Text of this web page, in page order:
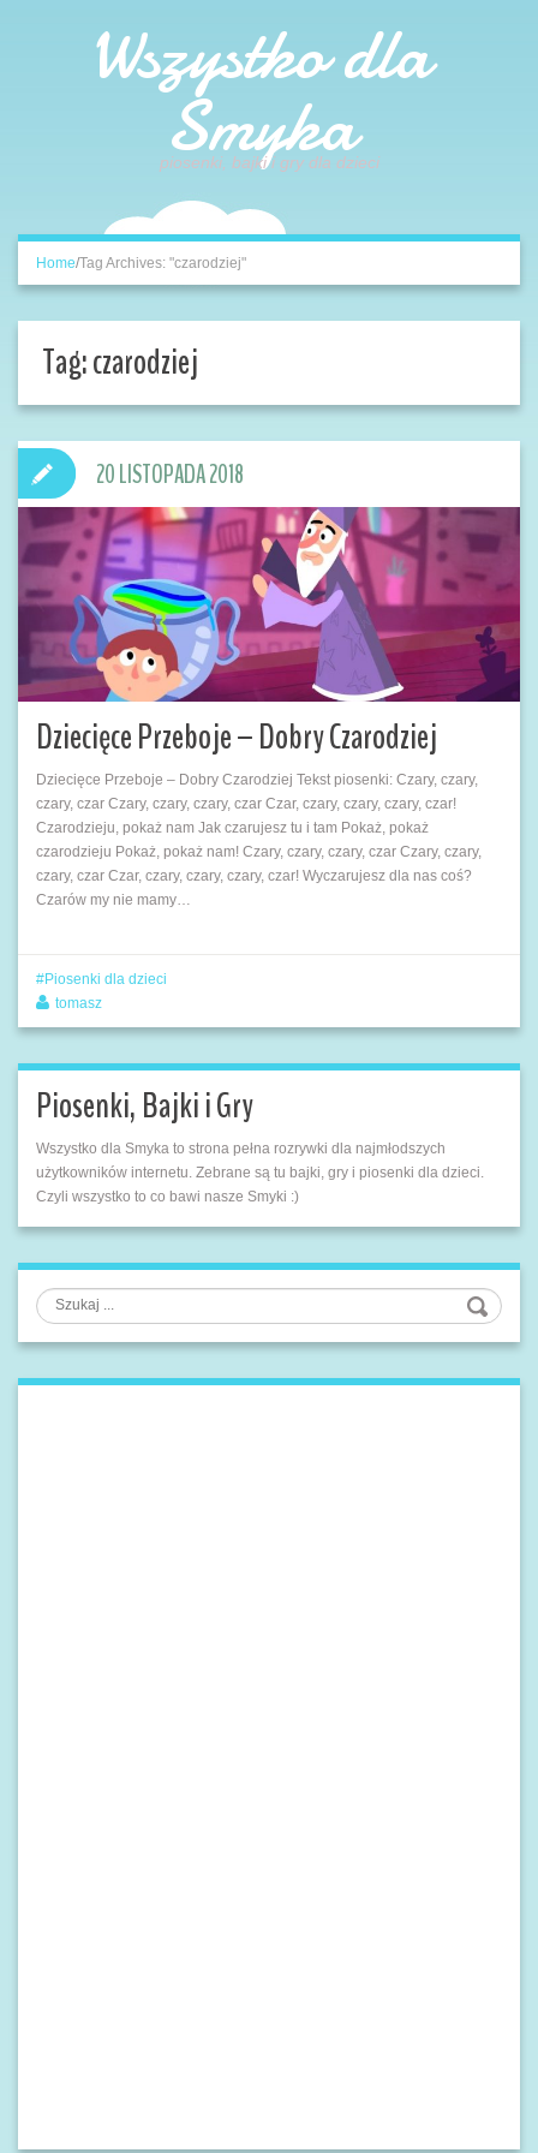
Wszystko dla
Smyka
piosenki, bajki i gry dla dzieci
Home/Tag Archives: "czarodziej"
Tag:czarodziej
Dziecięce Przeboje – Dobry Czarodziej
Dziecięce Przeboje – Dobry Czarodziej Tekst piosenki: Czary, czary,
czary, czar Czary, czary, czary, czar Czar, czary, czary, czary, czar!
Czarodzieju, pokaż nam Jak czarujesz tu i tam Pokaż, pokaż
czarodzieju Pokaż, pokaż nam! Czary, czary, czary, czar Czary, czary,
czary, czar Czar, czary, czary, czary, czar! Wyczarujesz dla nas coś?
Czarów my nie mamy…
20 LISTOPADA 2018
Piosenki dla dzieci
tomasz
Piosenki, Bajki i Gry
Wszystko dla Smyka to strona pełna rozrywki dla najmłodszych
użytkowników internetu. Zebrane są tu bajki, gry i piosenki dla dzieci.
Czyli wszystko to co bawi nasze Smyki :)
Szukaj